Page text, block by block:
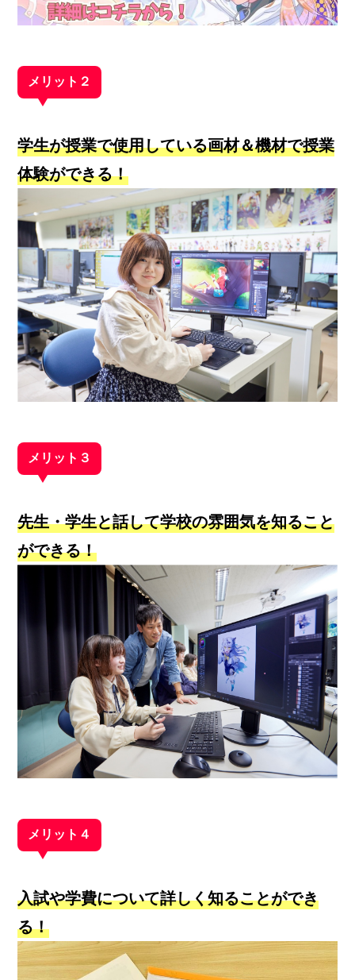
メリット２
学生が授業で使用している画材＆機材で授業
体験ができる！
メリット３
先生・学生と話して学校の雰囲気を知ること
ができる！
メリット４
入試や学費について詳しく知ることができ
る！